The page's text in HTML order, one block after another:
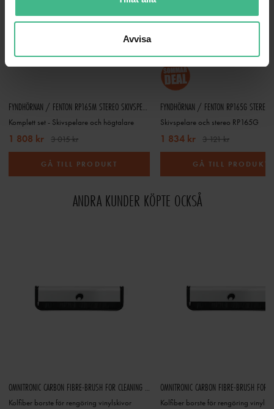
Avvisa
FYNDHÖRNAN / FENTON RP165M STEREO SKIVSPELARE MED BLUETOOTH OCH HÖGTALARE - VIT/ MARMOR
Komplett set - Skivspelare och högtalare
1 808 kr 3 015 kr
GÅ TILL PRODUKT
Skivspelare och stereo RP165G
1 834 kr 3 121 kr
GÅ TILL PRODUKT
ANDRA KUNDER KÖPTE OCKSÅ
OMNITRONIC CARBON FIBRE-BRUSH FOR CLEANING RECORDS
Kolfiber borste för rengöring vinylskivor Kolfiber borste för rengöring